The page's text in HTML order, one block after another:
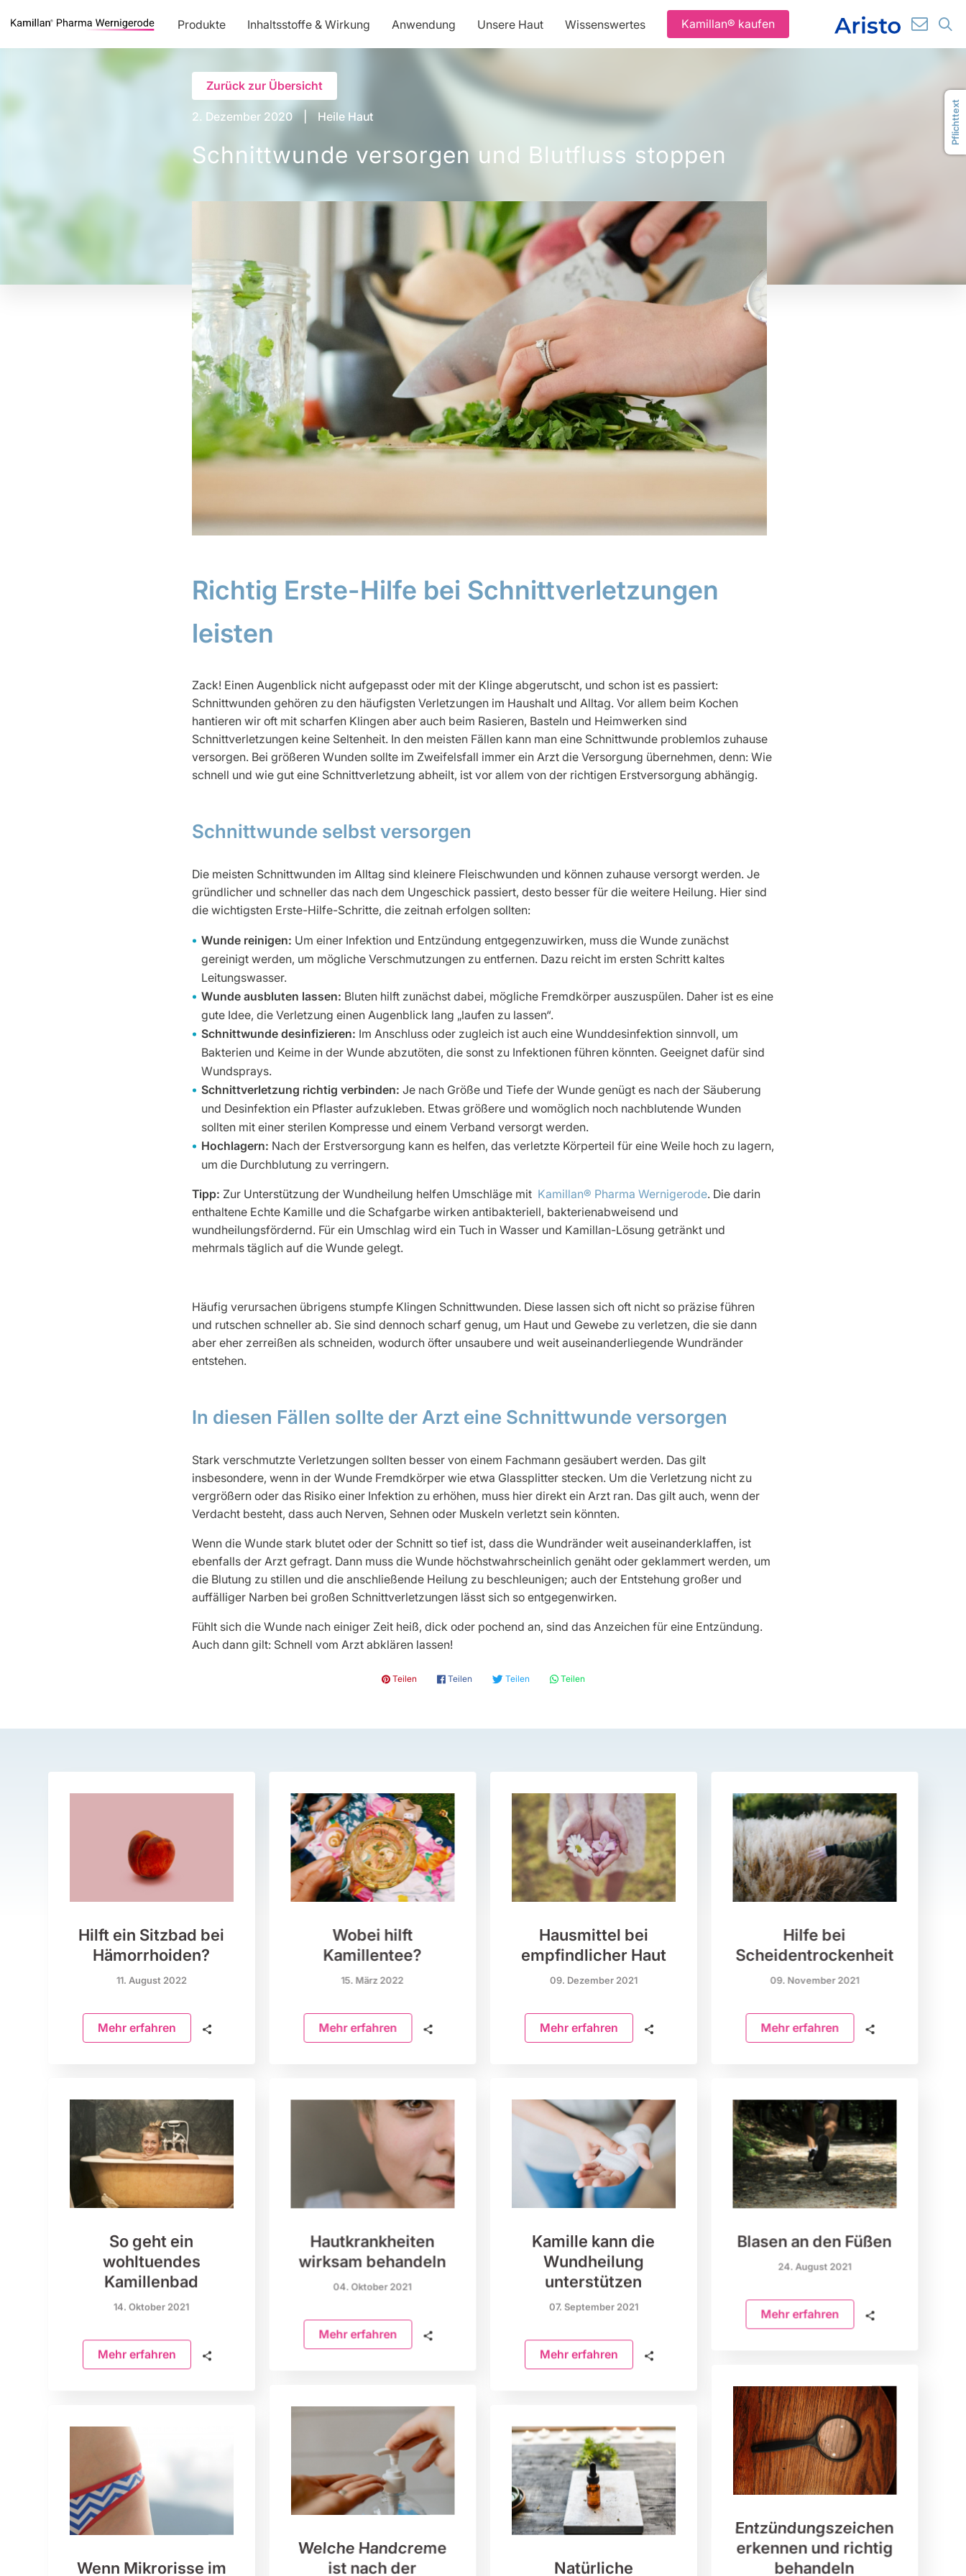
Produkte Inhaltsstoffe & Wirkung Anwendung Unsere Haut Wissenswertes Kamillan® kaufen ✉️ 🔍
Zurück zur Übersicht
2. Dezember 2020 Heile Haut
Schnittwunde versorgen und Blutfluss stoppen
Richtig Erste-Hilfe bei Schnittverletzungen
leisten
Zack! Einen Augenblick nicht aufgepasst oder mit der Klinge abgerutscht, und schon ist es passiert:
Schnittwunden gehören zu den häufigsten Verletzungen im Haushalt und Alltag. Vor allem beim Kochen
hantieren wir oft mit scharfen Klingen aber auch beim Rasieren, Basteln und Heimwerken sind
Schnittverletzungen keine Seltenheit. In den meisten Fällen kann man eine Schnittwunde problemlos zuhause
versorgen. Bei größeren Wunden sollte im Zweifelsfall immer ein Arzt die Versorgung übernehmen, denn: Wie
schnell und wie gut eine Schnittverletzung abheilt, ist vor allem von der richtigen Erstversorgung abhängig.
Schnittwunde selbst versorgen
Die meisten Schnittwunden im Alltag sind kleinere Fleischwunden und können zuhause versorgt werden. Je
gründlicher und schneller das nach dem Ungeschick passiert, desto besser für die weitere Heilung. Hier sind
die wichtigsten Erste-Hilfe-Schritte, die zeitnah erfolgen sollten:
Wunde reinigen: Um einer Infektion und Entzündung entgegenzuwirken, muss die Wunde zunächst
gereinigt werden, um mögliche Verschmutzungen zu entfernen. Dazu reicht im ersten Schritt kaltes
Leitungswasser.
Wunde ausbluten lassen: Bluten hilft zunächst dabei, mögliche Fremdkörper auszuspülen. Daher ist es eine
gute Idee, die Verletzung einen Augenblick lang „laufen zu lassen“.
Schnittwunde desinfizieren: Im Anschluss oder zugleich ist auch eine Wunddesinfektion sinnvoll, um
Bakterien und Keime in der Wunde abzutöten, die sonst zu Infektionen führen könnten. Geeignet dafür sind
Wundsprays.
Schnittverletzung richtig verbinden: Je nach Größe und Tiefe der Wunde genügt es nach der Säuberung
und Desinfektion ein Pflaster aufzukleben. Etwas größere und womöglich noch nachblutende Wunden
sollten mit einer sterilen Kompresse und einem Verband versorgt werden.
Hochlagern: Nach der Erstversorgung kann es helfen, das verletzte Körperteil für eine Weile hoch zu lagern,
um die Durchblutung zu verringern.
Tipp: Zur Unterstützung der Wundheilung helfen Umschläge mit Kamillan® Pharma Wernigerode. Die darin
enthaltene Echte Kamille und die Schafgarbe wirken antibakteriell, bakterienabweisend und
wundheilungsfördernd. Für ein Umschlag wird ein Tuch in Wasser und Kamillan-Lösung getränkt und
mehrmals täglich auf die Wunde gelegt.
Häufig verursachen übrigens stumpfe Klingen Schnittwunden. Diese lassen sich oft nicht so präzise führen
und rutschen schneller ab. Sie sind dennoch scharf genug, um Haut und Gewebe zu verletzen, die sie dann
aber eher zerreißen als schneiden, wodurch öfter unsaubere und weit auseinanderliegende Wundränder
entstehen.
In diesen Fällen sollte der Arzt eine Schnittwunde versorgen
Stark verschmutzte Verletzungen sollten besser von einem Fachmann gesäubert werden. Das gilt
insbesondere, wenn in der Wunde Fremdkörper wie etwa Glassplitter stecken. Um die Verletzung nicht zu
vergrößern oder das Risiko einer Infektion zu erhöhen, muss hier direkt ein Arzt ran. Das gilt auch, wenn der
Verdacht besteht, dass auch Nerven, Sehnen oder Muskeln verletzt sein könnten.
Wenn die Wunde stark blutet oder der Schnitt so tief ist, dass die Wundränder weit auseinanderklaffen, ist
ebenfalls der Arzt gefragt. Dann muss die Wunde höchstwahrscheinlich genäht oder geklammert werden, um
die Blutung zu stillen und die anschließende Heilung zu beschleunigen; auch der Entstehung großer und
auffälliger Narben bei großen Schnittverletzungen lässt sich so entgegenwirken.
Fühlt sich die Wunde nach einiger Zeit heiß, dick oder pochend an, sind das Anzeichen für eine Entzündung.
Auch dann gilt: Schnell vom Arzt abklären lassen!
𝓟 Teilen 𝗳 Teilen 🐦 Teilen 💬 Teilen
Hilft ein Sitzbad bei
Hämorrhoiden?
11. August 2022
Mehr erfahren 🗣
Wobei hilft
Kamillentee?
15. März 2022
Mehr erfahren 🗣
Hausmittel bei
empfindlicher Haut
09. Dezember 2021
Mehr erfahren 🗣
Hilfe bei
Scheidentrockenheit
09. November 2021
Mehr erfahren 🗣
So geht ein
wohltuendes
Kamillenbad
14. Oktober 2021
Mehr erfahren 🗣
Hautkrankheiten
wirksam behandeln
04. Oktober 2021
Mehr erfahren 🗣
Kamille kann die
Wundheilung
unterstützen
07. September 2021
Mehr erfahren 🗣
Blasen an den Füßen
24. August 2021
Mehr erfahren 🗣
Wenn Mikrorisse im
Welche Handcreme
ist nach der
Natürliche
Entzündungszeichen
erkennen und richtig
behandeln
Pflichttext